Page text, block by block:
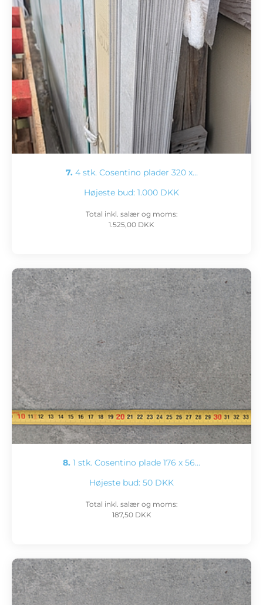
7. 4 stk. Cosentino plader 320 x…
Højeste bud: 1.000 DKK
Total inkl. salær og moms:
1.525,00 DKK
8. 1 stk. Cosentino plade 176 x 56…
Højeste bud: 50 DKK
Total inkl. salær og moms:
187,50 DKK